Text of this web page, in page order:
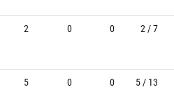
2 0 0 2 / 7
5 0 0 5 / 13